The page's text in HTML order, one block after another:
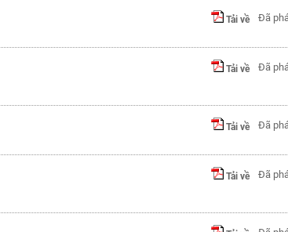
Tải về Đã
Tải về Đã
Tải về Đã
Tải về Đã